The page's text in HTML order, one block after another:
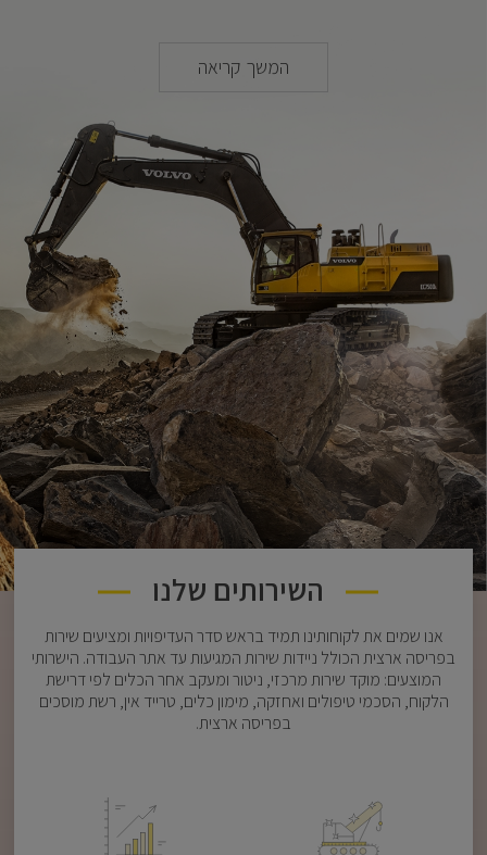
המשך קריאה
השירותים שלנו
אנו שמים את לקוחותינו תמיד בראש סדר העדיפויות ומציעים שירות
בפריסה ארצית הכולל ניידות שירות המגיעות עד אתר העבודה. הישרותי
המוצעים: מוקד שירות מרכזי, ניטור ומעקב אחר הכלים לפי דרישת
הלקוח, הסכמי טיפולים ואחזקה, מימון כלים, טרייד אין, רשת מוסכים
בפריסה ארצית.